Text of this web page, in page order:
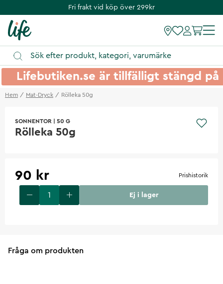
Fri frakt vid köp över 299kr
Lifebutiken.se är tillfälligt stängd
Hem Mat-Dryck Rölleka 50g
SONNENTOR 50 G
Rölleka 50g
90 kr Prishistorik
Ej i lager
Fråga om produkten